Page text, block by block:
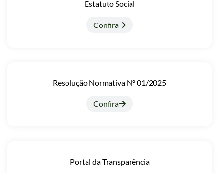
Estatuto Social
Confira
Resolução Normativa Nº 01/2025
Confira
Portal da Transparência